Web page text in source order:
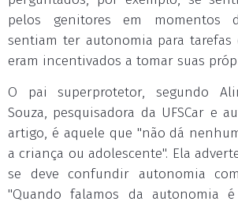
pelos genitores em momentos
sentiam ter autonomia para
eram incentivados a tomar suas
O pai superprotetor, segundo
Souza, pesquisadora da UFSCar e
artigo, é aquele que "não dá
a criança ou adolescente". Ela
se deve confundir autonomia
"Quando falamos da autonomia